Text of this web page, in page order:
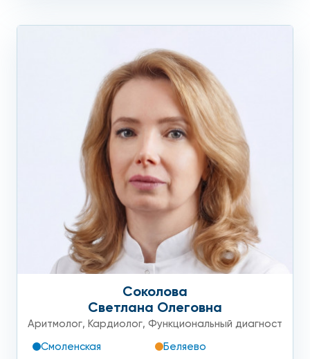
Соколова
Светлана Олеговна
Аритмолог, Кардиолог, Функциональный диагност
Смоленская
Беляево